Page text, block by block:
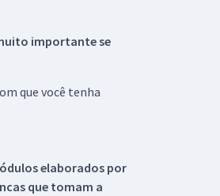
importante se
que você tenha
elaborados por
que tomam a